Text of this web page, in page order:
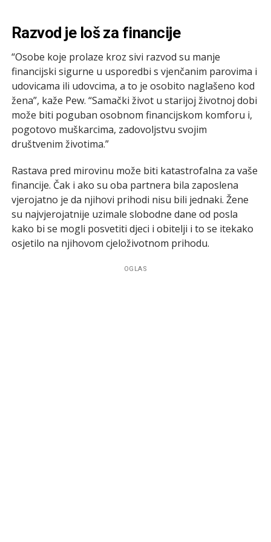
Razvod je loš za financije
“Osobe koje prolaze kroz sivi razvod su manje
financijski sigurne u usporedbi s vjenčanim parovima i
udovicama ili udovcima, a to je osobito naglašeno kod
žena”, kaže Pew. “Samački život u starijoj životnoj dobi
može biti poguban osobnom financijskom komforu i,
pogotovo muškarcima, zadovoljstvu svojim
društvenim životima.”
Rastava pred mirovinu može biti katastrofalna za vaše
financije. Čak i ako su oba partnera bila zaposlena
vjerojatno je da njihovi prihodi nisu bili jednaki. Žene
su najvjerojatnije uzimale slobodne dane od posla
kako bi se mogli posvetiti djeci i obitelji i to se itekako
osjetilo na njihovom cjeloživotnom prihodu.
OGLAS